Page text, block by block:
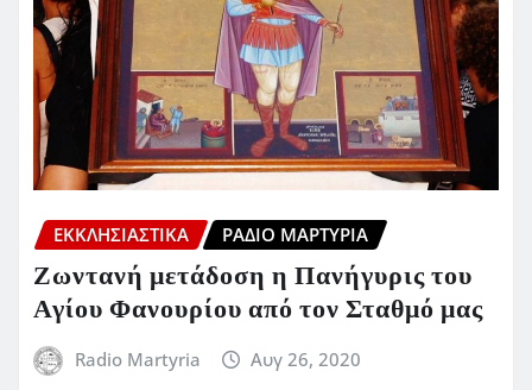
ΕΚΚΛΗΣΙΑΣΤΙΚΆ ΡΆΔΙΟ ΜΑΡΤΥΡΊΑ
Ζωντανή μετάδοση η Πανήγυρις του
Αγίου Φανουρίου από τον Σταθμό μας
Radio Martyria Αυγ 26, 2020